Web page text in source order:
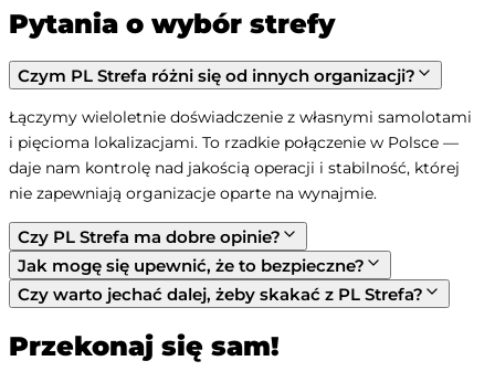
Pytania o wybór strefy
Czym PL Strefa różni się od innych organizacji?
Łączymy wieloletnie doświadczenie z własnymi samolotami
i pięcioma lokalizacjami. To rzadkie połączenie w Polsce —
daje nam kontrolę nad jakością operacji i stabilność, której
nie zapewniają organizacje oparte na wynajmie.
Czy PL Strefa ma dobre opinie?
Jak mogę się upewnić, że to bezpieczne?
Czy warto jechać dalej, żeby skakać z PL Strefa?
Przekonaj się sam!